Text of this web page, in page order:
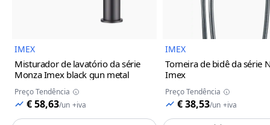
IMEX
Misturador de lavatório da série
Monza Imex black gun metal
Preço Tendência
€ 58,63/un +iva
IMEX
Torneira de bidê da série
Imex
Preço Tendência
€ 38,53/un +iva